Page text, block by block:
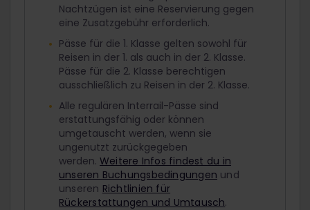
Nachtzügen ist eine Reservierung gegen
eine Zusatzgebühr erforderlich.
Pässe für die 1. Klasse gelten sowohl für
Reisen in der 1. als auch in der 2. Klasse.
Pässe für die 2. Klasse berechtigen
ausschließlich zu Reisen in der 2. Klasse.
Alle regulären Interrail-Pässe sind
erstattungsfähig oder können
umgetauscht werden, wenn sie
ungenutzt zurückgegeben
werden. Weitere Infos findest du in
unseren Buchungsbedingungen und
unseren Richtlinien für
Rückerstattungen und Umtausch.